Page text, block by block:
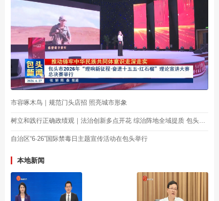
市容啄木鸟｜规范门头店招 照亮城市形象
树立和践行正确政绩观｜法治创新多点开花 综治阵地全域提质 包头市探索基层治理“包头方案”
自治区“6·26”国际禁毒日主题宣传活动在包头举行
本地新闻